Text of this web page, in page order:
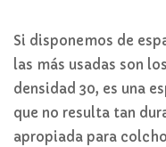
Si disponemos de
las más usadas son
densidad 30, es una
que no resulta tan
apropiada para